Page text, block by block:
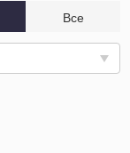
Все